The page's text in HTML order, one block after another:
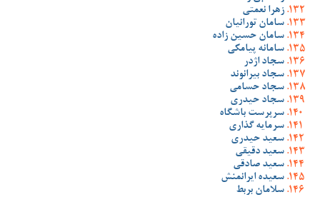
زهرا نعمتی
سامان تورانیان
سامان حسین زاده
سامانه پیامکی
سجاد اژدر
سجاد بیرانوند
سجاد حسامی
سجاد حیدری
سرپرست باشگاه
سرمایه گذاری
سعید حیدری
سعید دقیقی
سعید صادقی
سعیده ایرانمنش
سلامان بربط